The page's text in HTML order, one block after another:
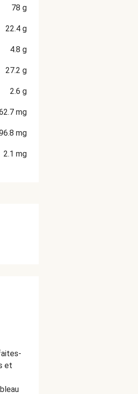
78 g
22.4 g
4.8 g
27.2 g
2.6 g
mg
mg
2.1 mg
et